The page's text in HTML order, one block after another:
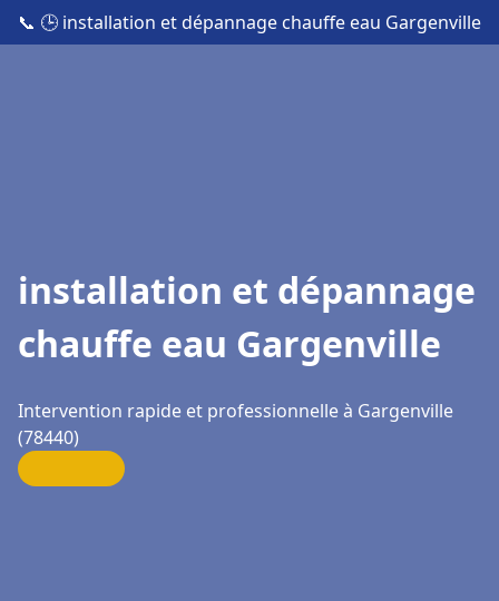
📞 🕒 installation et dépannage chauffe eau Gargenville
installation et dépannage
chauffe eau Gargenville
Intervention rapide et professionnelle à Gargenville
(78440)